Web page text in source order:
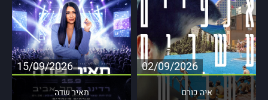
הזמן כרטיס
הזמן כרטיס
02/09/2026
איה כורם
15/09/2026
תאיר שדה